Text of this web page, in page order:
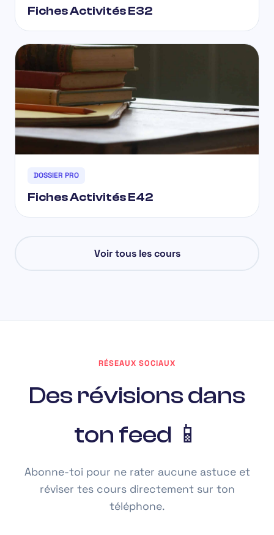
Fiches Activités E32
DOSSIER PRO
Fiches Activités E42
Voir tous les cours
RÉSEAUX SOCIAUX
Des révisions dans
ton feed 📱
Abonne-toi pour ne rater aucune astuce et
réviser tes cours directement sur ton
téléphone.